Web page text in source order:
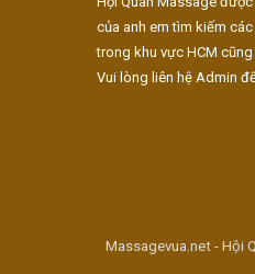
của anh em tìm kiếm
trong khu vực HCM
Vui lòng liên hệ Admin
Massagevua.net - Hội